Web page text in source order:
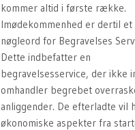
kommer altid i første række.
Imødekommenhed er dertil et
nøgleord for Begravelses
Dette indbefatter en
begravelsesservice, der ikke
omhandler begrebet
anliggender. De efterladte vil
økonomiske aspekter fra